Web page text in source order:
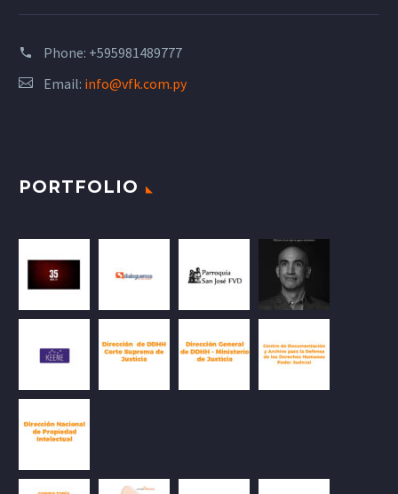
Phone: +595981489777
Email: info@vfk.com.py
PORTFOLIO